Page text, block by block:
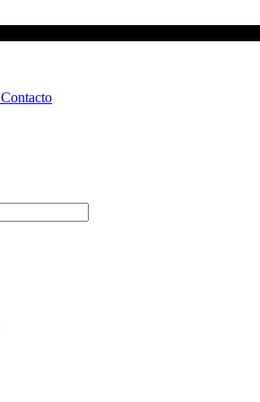
Contacto